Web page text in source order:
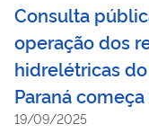
Consulta
operação dos
hidrelétricas
Paraná
19/09/2025